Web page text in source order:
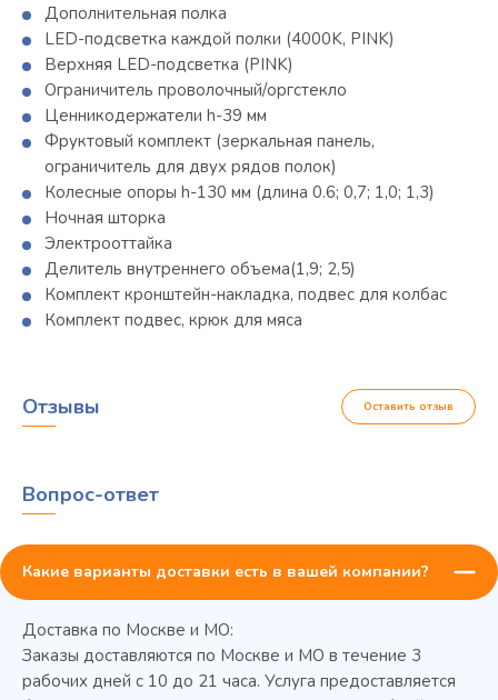
Дополнительная полка
LED-подсветка каждой полки (4000K, PINK)
Верхняя LED-подсветка (PINK)
Ограничитель проволочный/оргстекло
Ценникодержатели h-39 мм
Фруктовый комплект (зеркальная панель,
ограничитель для двух рядов полок)
Колесные опоры h-130 мм (длина 0.6; 0,7; 1,0; 1,3)
Ночная шторка
Электрооттайка
Делитель внутреннего объема(1,9; 2,5)
Комплект кронштейн-накладка, подвес для колбас
Комплект подвес, крюк для мяса
Отзывы Оставить отзыв
Вопрос-ответ
Какие варианты доставки есть в вашей компании?
Доставка по Москве и МО:
Заказы доставляются по Москве и МО в течение 3
рабочих дней с 10 до 21 часа. Услуга предоставляется